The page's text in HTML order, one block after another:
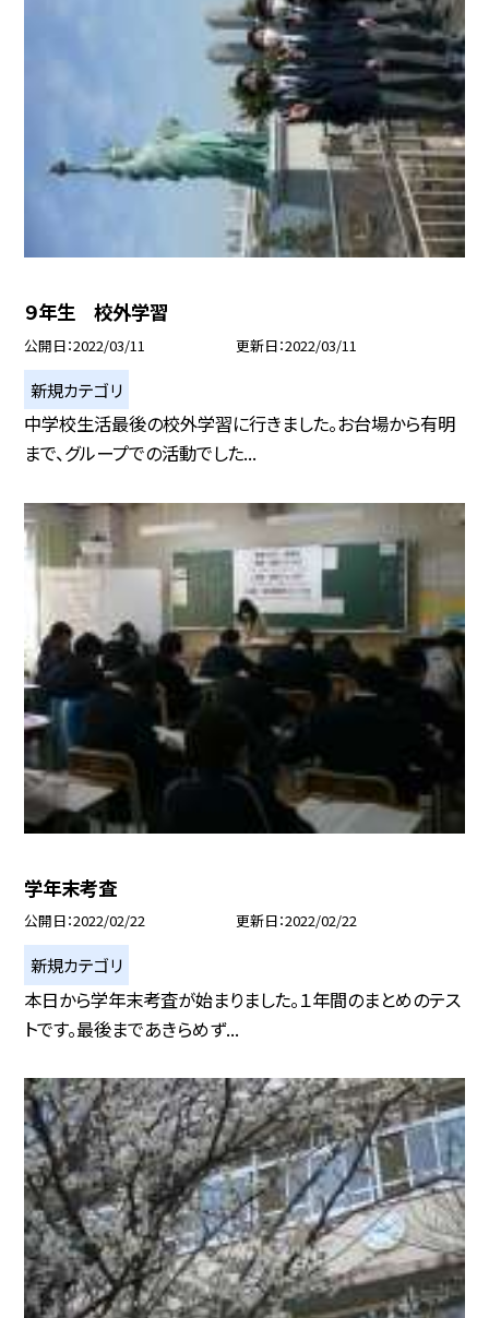
９年生 校外学習
公開日 2022/03/11 更新日 2022/03/11
新規カテゴリ
中学校生活最後の校外学習に行きました。お台場から有明
まで、グループでの活動でした...
学年末考査
公開日 2022/02/22 更新日 2022/02/22
新規カテゴリ
本日から学年末考査が始まりました。１年間のまとめのテス
トです。最後まであきらめず...